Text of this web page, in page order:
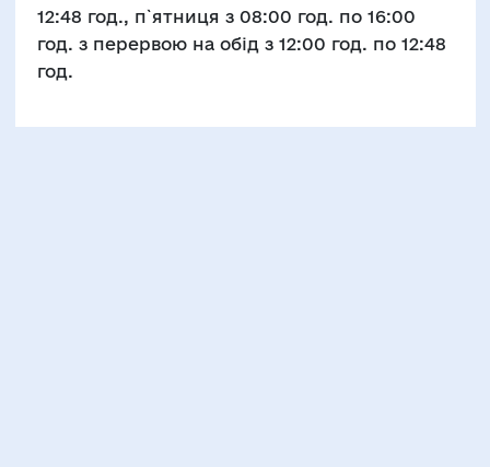
12:48 год., п`ятниця з 08:00 год. по 16:00
год. з перервою на обід з 12:00 год. по 12:48
год.